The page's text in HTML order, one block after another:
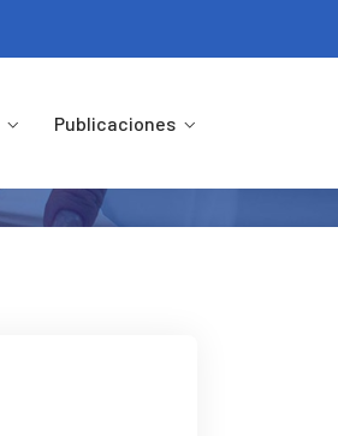
Publicaciones